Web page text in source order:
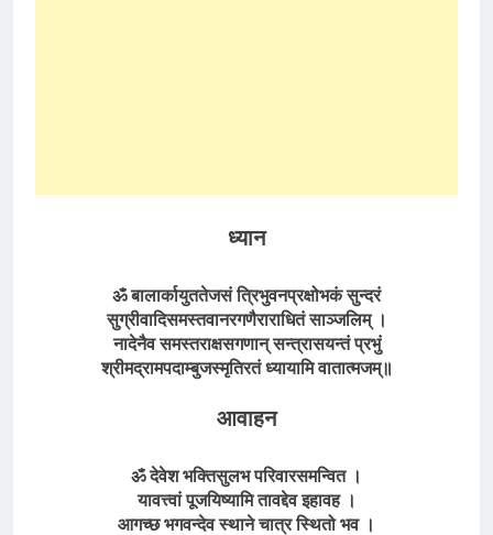
ध्यान
ॐ बालार्कायुततेजसं त्रिभुवनप्रक्षोभकं सुन्दरं
सुग्रीवादिसमस्तवानरगणैराराधितं साञ्जलिम् ।
नादेनैव समस्तराक्षसगणान् सन्त्रासयन्तं प्रभुं
श्रीमद्रामपदाम्बुजस्मृतिरतं ध्यायामि वातात्मजम्॥
आवाहन
ॐ देवेश भक्तिसुलभ परिवारसमन्वित ।
यावत्त्वां पूजयिष्यामि तावद्देव इहावह ।
आगच्छ भगवन्देव स्थाने चात्र स्थितो भव ।